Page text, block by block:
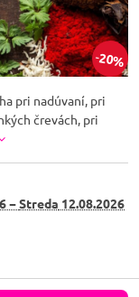
20%
pri nadúvaní, pri
črevách, pri
−Streda 12.08.2026